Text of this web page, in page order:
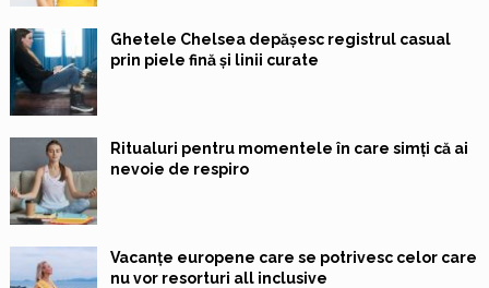
Ghetele Chelsea depășesc registrul casual
prin piele fină și linii curate
Ritualuri pentru momentele în care simți că ai
nevoie de respiro
Vacanțe europene care se potrivesc celor care
nu vor resorturi all inclusive